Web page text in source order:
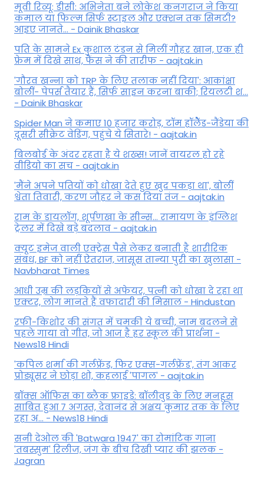
मूवी रिव्यू: डीसी: अभिनेता बने लोकेश कनगराज ने किया
कमाल या फिल्म सिर्फ स्टाइल और एक्शन तक सिमटी?
आइए जानते... - Dainik Bhaskar
पति के सामने Ex कुशाल टंडन से मिलीं गौहर खान, एक ही
फ्रेम में दिखे साथ, फैंस ने की तारीफ - aajtak.in
'गौरव खन्ना को TRP के लिए तलाक नहीं दिया': आकांक्षा
बोलीं- पेपर्स तैयार हैं, सिर्फ साइन करना बाकी; रियलटी श...
- Dainik Bhaskar
Spider Man ने कमाए 10 हजार करोड़, टॉम हॉलैेंड-जैंडेया की
दूसरी सीक्रेट वेडिंग, पहुंचे ये सितारे! - aajtak.in
बिलबोर्ड के अंदर रहता है ये शख्स! जानें वायरल हो रहे
वीडियो का सच - aajtak.in
'मैंने अपने पतियों को धोखा देते हुए खुद पकड़ा था', बोलीं
श्वेता तिवारी, करण जौहर ने कस दिया तंज - aajtak.in
राम के डायलॉग, शूर्पणखा के सीन्स... रामायण के इंग्लिश
ट्रेलर में दिखे बड़े बदलाव - aajtak.in
क्यूट इमेज वाली एक्ट्रेस पैसे लेकर बनाती है शारीरिक
संबंध, BF को नहीं ऐतराज, जासूस तान्‍या पुरी का खुलासा -
Navbharat Times
आधी उम्र की लड़कियों से अफेयर, पत्नी को धोखा दे रहा था
एक्टर, लोग मानते हैं वफादारी की मिसाल - Hindustan
रफी-किशोर की संगत में चमकी ये बच्ची, नाम बदलने से
पहले गाया वो गीत, जो आज है हर स्कूल की प्रार्थना -
News18 Hindi
'कपिल शर्मा की गर्लफ्रेंड, फिर एक्स-गर्लफ्रेंड', तंग आकर
प्रोड्यूसर ने छोड़ा शो, कहलाई 'पागल' - aajtak.in
बॉक्स ऑफिस का ब्लैक फ्राइडे: बॉलीवुड के लिए मनहूस
साबित हुआ 7 अगस्त, देवानंद से अक्षय कुमार तक के लिए
रहा अ... - News18 Hindi
सनी देओल की 'Batwara 1947' का रोमांटिक गाना
'तबस्सुम' रिलीज, जंग के बीच दिखी प्यार की झलक -
Jagran